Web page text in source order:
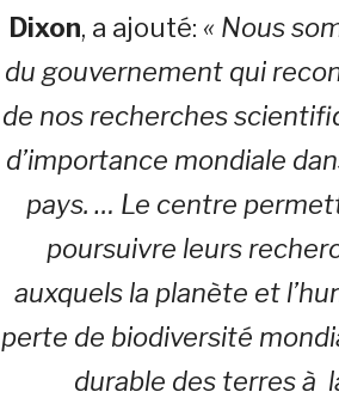
Dixon, a ajouté: « Nous
du gouvernement qui
de nos recherches
d’importance mondiale
pays. … Le centre
poursuivre leurs
auxquels la planète et
perte de biodiversité
durable des terres à